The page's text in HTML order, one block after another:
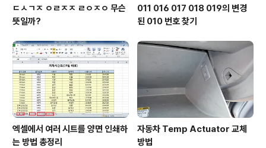
ㄷㅅㄱㅈ ㅇㄹㅈㅈ ㄹㅇㅈㅇ 무슨
뜻일까?
011 016 017 018 019의 변경
된 010 번호 찾기
엑셀에서 여러 시트를 양면 인쇄하
는 방법 총정리
자동차 Temp Actuator 교체
방법